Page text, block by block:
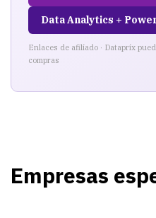
Data Analytics +
Enlaces de afiliado · Dataprix
compras
Empresas